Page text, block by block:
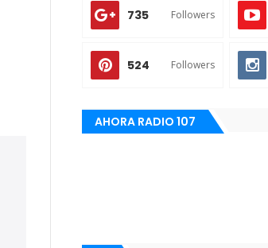
735 Followers
524 Followers
AHORA RADIO 107